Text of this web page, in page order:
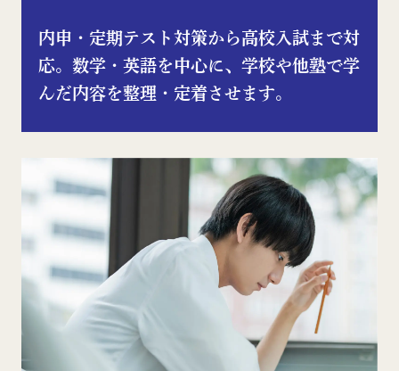
内申・定期テスト対策から⾼校⼊試まで対
応。数学・英語を中⼼に、学校や他塾で学
んだ内容を整理・定着させます。